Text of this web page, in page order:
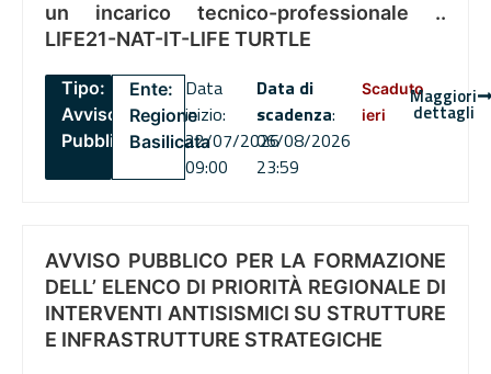
un incarico tecnico-professionale ..
LIFE21-NAT-IT-LIFE TURTLE
Tipo:
Avviso
Pubblico
Ente:
Regione
Basilicata
Data
inizio:
22/07/2026
09:00
Data di
scadenza:
06/08/2026
23:59
Scaduto
ieri
Maggiori
dettagli
AVVISO PUBBLICO PER LA FORMAZIONE
DELL’ ELENCO DI PRIORITÀ REGIONALE DI
INTERVENTI ANTISISMICI SU STRUTTURE
E INFRASTRUTTURE STRATEGICHE